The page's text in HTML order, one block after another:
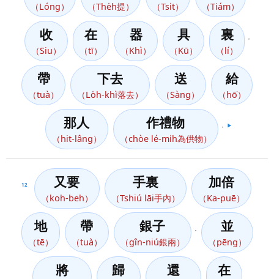
（Lóng） （The̍h提） （Tsi̍t） （Tiám）
收
（Siu）
在
（tī）
器
（Khì）
具
（Kū）
裏
（lí）
帶
（tuà）
下去
（Lo̍h-khì落去）
送
（Sàng）
給
（hō͘）
那人
（hit-lâng）
作禮物
（chòe lé-mi̍h為供物）
▶️
12 又要
（koh-beh）
手裏
（Tshiú lāi手內）
加倍
（Ka-puē）
地
（tē）
帶
（tuà）
銀子
（gîn-niú銀兩）
並
（pēng）
將 歸 還 在